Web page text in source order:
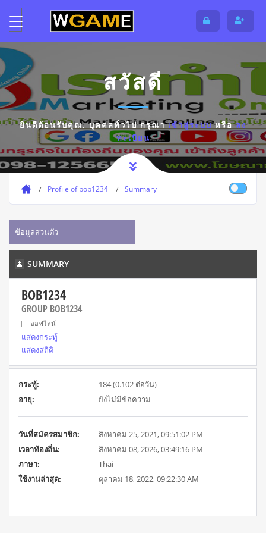
สวัสดี
ยินดีต้อนรับคุณ,บุคคลทั่วไปกรุณาเข้าสู่ระบบหรือลง
ทะเบียน
Profile of bob1234 Summary
ข้อมูลส่วนตัว
SUMMARY
BOB1234
GROUP BOB1234
ออฟไลน์
แสดงกระทู้
แสดงสถิติ
กระทู้:
184 (0.102 ต่อวัน)
อายุ:
ยังไม่มีข้อความ
วันที่สมัครสมาชิก:
สิงหาคม 25, 2021, 09:51:02 PM
เวลาท้องถิ่น:
สิงหาคม 08, 2026, 03:49:16 PM
ภาษา:
Thai
ใช้งานล่าสุด:
ตุลาคม 18, 2022, 09:22:30 AM